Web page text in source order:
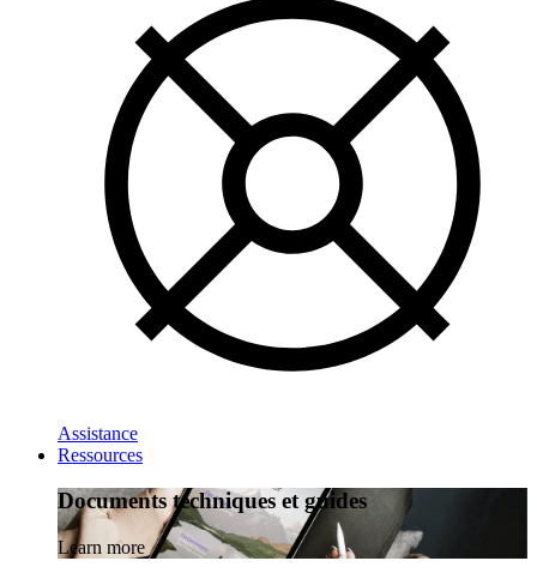
Assistance
Ressources
Documents techniques et guides
Learn more